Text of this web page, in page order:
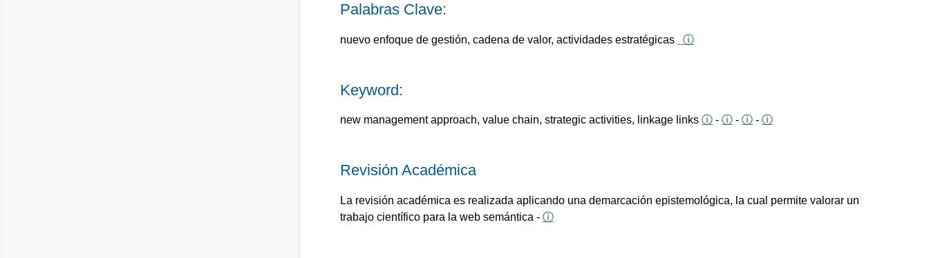
Palabras Clave:
nuevo enfoque de gestión, cadena de valor, actividades estratégicas ⓘ
Keyword:
new management approach, value chain, strategic activities, linkage links ⓘ - ⓘ - ⓘ - ⓘ
Revisión Académica
La revisión académica es realizada aplicando una demarcación epistemológica, la cual permite valorar un
trabajo científico para la web semántica - ⓘ